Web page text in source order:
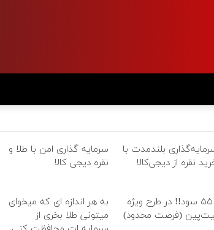
بلندمدت با
نقره از دیجی‌کالا
سرمایه گذاری امن با طلا و
نقره دیجی کالا
۵۵٪ سود!! در طرح ویژه
(فرصت محدود)
به هر اندازه ای که میخوای
میتونی طلا بخری از